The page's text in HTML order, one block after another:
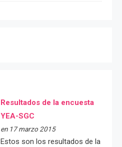
Resultados de la encuesta
YEA-SGC
en 17 marzo 2015
Estos son los resultados de la